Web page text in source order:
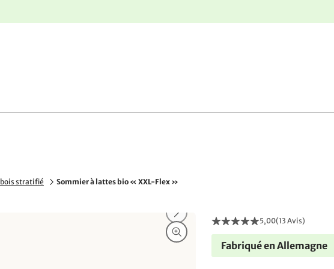
stratifié Sommier à lattes bio « XXL-Flex »
5,00(13 Avis)
Fabriqué en Allemagne